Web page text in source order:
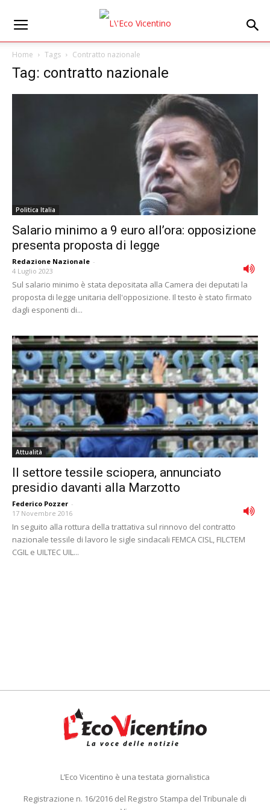
Home Tags Contratto nazionale
Tag: contratto nazionale
Politica Italia
Salario minimo a 9 euro all’ora: opposizione
presenta proposta di legge
Redazione Nazionale -
4 Luglio 2023
Sul salario minimo è stata depositata alla Camera dei deputati la
proposta di legge unitaria dell'opposizione. Il testo è stato firmato
dagli esponenti di...
Attualità
Il settore tessile sciopera, annunciato
presidio davanti alla Marzotto
Federico Pozzer -
17 Novembre 2016
In seguito alla rottura della trattativa sul rinnovo del contratto
nazionale tessile di lavoro le sigle sindacali FEMCA CISL, FILCTEM
CGIL e UILTEC UIL...
L’Eco Vicentino è una testata giornalistica
Registrazione n. 16/2016 del Registro Stampa del Tribunale di